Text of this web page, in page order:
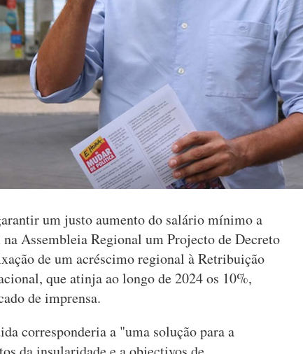
um justo aumento do salário mínimo a
Assembleia Regional um Projecto de Decreto
de um acréscimo regional à Retribuição
que atinja ao longo de 2024 os 10%,
de imprensa.
corresponderia a "uma solução para a